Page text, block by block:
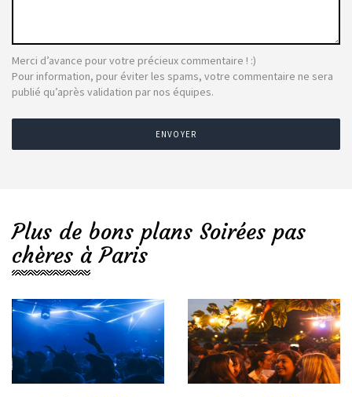
Merci d’avance pour votre précieux commentaire ! :)
Pour information, pour éviter les spams, votre commentaire ne sera
publié qu’après validation par nos équipes.
ENVOYER
Plus de bons plans Soirées pas
chères à Paris